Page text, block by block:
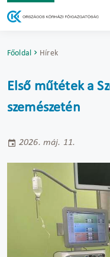
Főoldal Hírek
Első műtétek a
szemészetén
2026. máj. 11.